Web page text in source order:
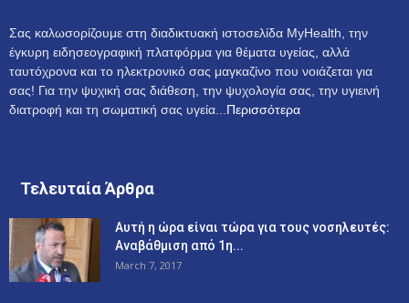
Σας καλωσορίζουμε στη διαδικτυακή ιστοσελίδα MyHealth, την
έγκυρη ειδησεογραφική πλατφόρμα για θέματα υγείας, αλλά
ταυτόχρονα και το ηλεκτρονικό σας μαγκαζίνο που νοιάζεται για
σας! Για την ψυχική σας διάθεση, την ψυχολογία σας, την υγιεινή
διατροφή και τη σωματική σας υγεία... Περισσότερα
Τελευταία Άρθρα
Αυτή η ώρα είναι τώρα για τους νοσηλευτές:
Αναβάθμιση από 1η...
March 7, 2017